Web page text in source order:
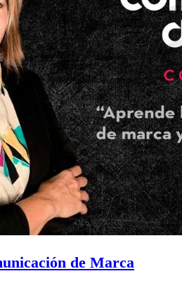
de Marca